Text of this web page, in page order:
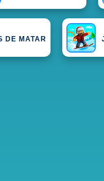
DE MATAR